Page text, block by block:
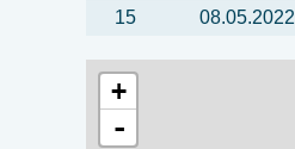
15
08.05.2022
+
-